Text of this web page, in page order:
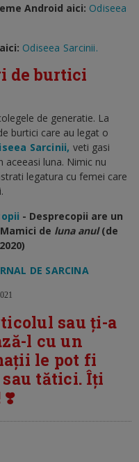
Android aici: Odiseea
Odiseea Sarcinii.
de burtici
de generatie. La
burtici care au legat o
Sarcinii, veti gasi
aceeasi luna. Nimic nu
legatura cu femei care
- Desprecopii are un
de luna anul (de
DE SARCINA
sau ți-a
l cu un
le pot fi
tătici. Îți
❣️